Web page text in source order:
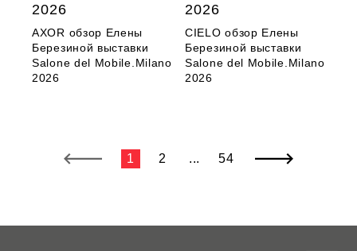
2026
AXOR обзор Елены
Березиной выставки
Salone del Mobile.Milano
2026
2026
CIELO обзор Елены
Березиной выставки
Salone del Mobile.Milano
2026
1 2 ... 54